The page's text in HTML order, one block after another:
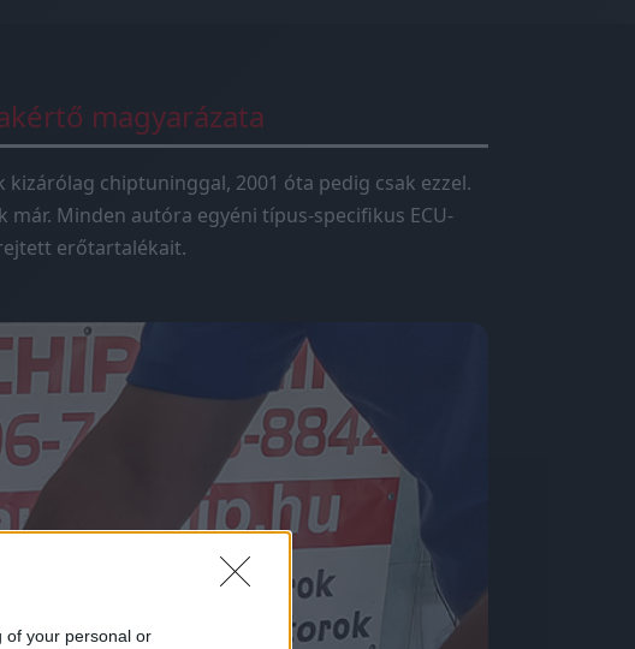
of your personal or
magyarázata
chiptuninggal, 2001 óta pedig csak ezzel.
Minden autóra egyéni típus-specifikus ECU-
erőtartalékait.